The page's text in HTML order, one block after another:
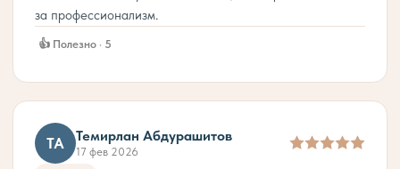
за профессионализм.
👍 Полезно · 5
ТА Темирлан Абдурашитов
17 фев 2026